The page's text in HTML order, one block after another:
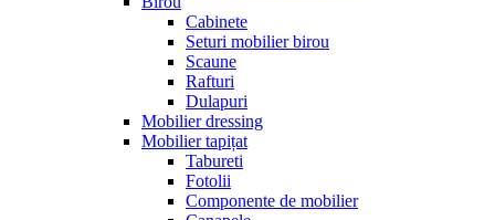
Cabinete
Seturi mobilier birou
Scaune
Rafturi
Dulapuri
Mobilier dressing
Mobilier tapițat
Tabureti
Fotolii
Componente de mobilier